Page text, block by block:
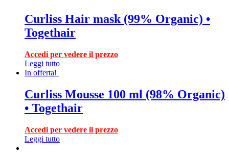
Curliss Hair mask (99% Organic) •
Togethair
Accedi per vedere il prezzo
Leggi tutto
In offerta!
Curliss Mousse 100 ml (98% Organic)
• Togethair
Accedi per vedere il prezzo
Leggi tutto